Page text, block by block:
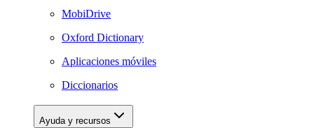
MobiDrive
Oxford Dictionary
Aplicaciones móviles
Diccionarios
Ayuda y recursos